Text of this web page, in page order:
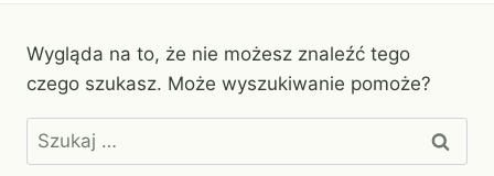
Wygląda na to, że nie możesz znaleźć tego
czego szukasz. Może wyszukiwanie pomoże?
Szukaj: